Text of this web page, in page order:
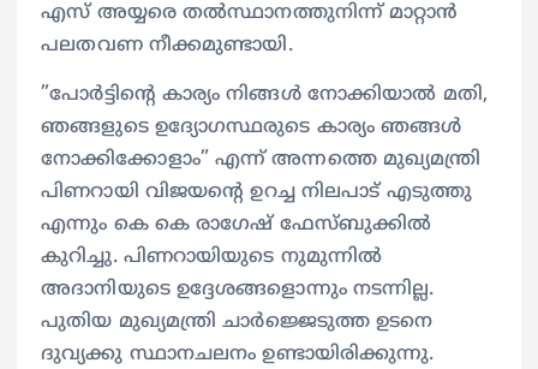
എസ് അയ്യരെ തൽസ്ഥാനത്തുനിന്ന് മാറ്റാൻ
പലതവണ നീക്കമുണ്ടായി.
”പോർട്ടിന്റെ കാര്യം നിങ്ങൾ നോക്കിയാൽ മതി,
ഞങ്ങളുടെ ഉദ്യോഗസ്ഥരുടെ കാര്യം ഞങ്ങൾ
നോക്കിക്കോളാം” എന്ന് അന്നത്തെ മുഖ്യമന്ത്രി
പിണറായി വിജയന്റെ ഉറച്ച നിലപാട് എടുത്തു
എന്നും കെ കെ രാഗേഷ് ഫേസ്ബുക്കിൽ
കുറിച്ചു. പിണറായിയുടെ നുമുന്നിൽ
അദാനിയുടെ ഉദ്ദേശങ്ങളൊന്നും നടന്നില്ല.
പുതിയ മുഖ്യമന്ത്രി ചാർജ്ജെടുത്ത ഉടനെ
ദുവ്യക്കു സ്ഥാനചലനം ഉണ്ടായിരിക്കുന്നു.